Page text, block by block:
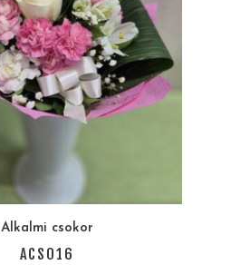
Alkalmi csokor
ACS016